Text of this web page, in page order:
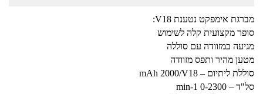
מברגת אימפקט נטענת V18:
סופר מקצועית קלה לשימוש
מגיעה במזוודה עם סוללה
מטען מהיר ותפס מזוודה
סוללת ליתיום – mAh 2000/V18
סל"ד – min-1 0-2300